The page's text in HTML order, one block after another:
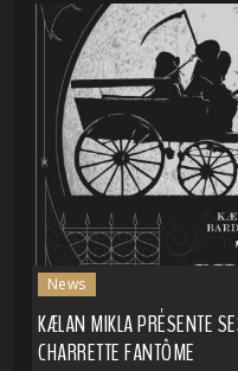
News
KÆLAN MIKLA PRÉSENTE
CHARRETTE FANTÔME